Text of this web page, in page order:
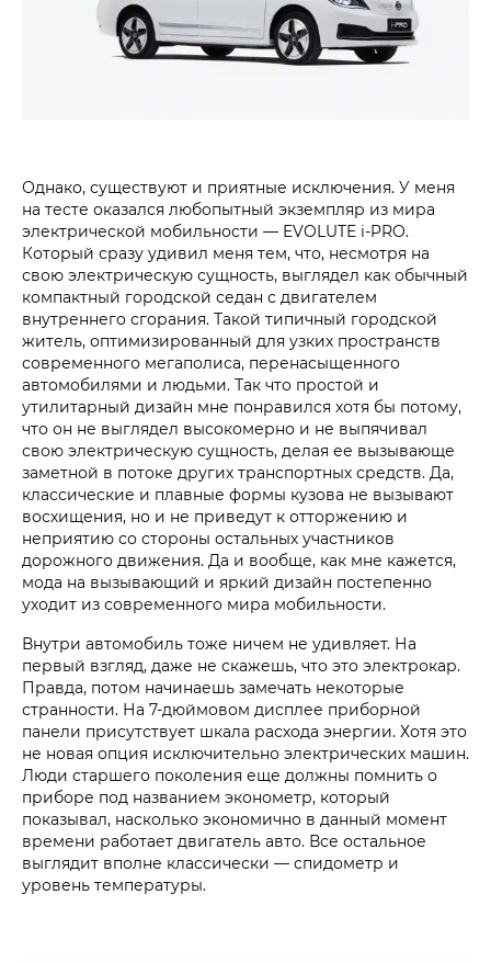
Однако, существуют и приятные исключения. У меня
на тесте оказался любопытный экземпляр из мира
электрической мобильности — EVOLUTE i‑PRO.
Который сразу удивил меня тем, что, несмотря на
свою электрическую сущность, выглядел как обычный
компактный городской седан с двигателем
внутреннего сгорания. Такой типичный городской
житель, оптимизированный для узких пространств
современного мегаполиса, перенасыщенного
автомобилями и людьми. Так что простой и
утилитарный дизайн мне понравился хотя бы потому,
что он не выглядел высокомерно и не выпячивал
свою электрическую сущность, делая ее вызывающе
заметной в потоке других транспортных средств. Да,
классические и плавные формы кузова не вызывают
восхищения, но и не приведут к отторжению и
неприятию со стороны остальных участников
дорожного движения. Да и вообще, как мне кажется,
мода на вызывающий и яркий дизайн постепенно
уходит из современного мира мобильности.
Внутри автомобиль тоже ничем не удивляет. На
первый взгляд, даже не скажешь, что это электрокар.
Правда, потом начинаешь замечать некоторые
странности. На 7-дюймовом дисплее приборной
панели присутствует шкала расхода энергии. Хотя это
не новая опция исключительно электрических машин.
Люди старшего поколения еще должны помнить о
приборе под названием эконометр, который
показывал, насколько экономично в данный момент
времени работает двигатель авто. Все остальное
выглядит вполне классически — спидометр и
уровень температуры.